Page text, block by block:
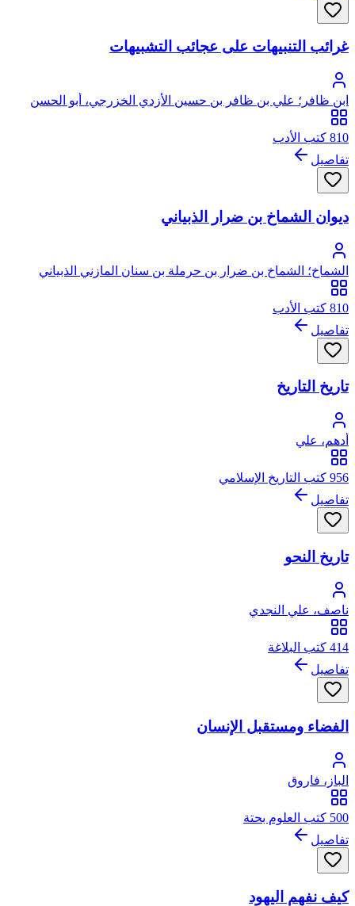
غرائب التنبيهات على عجائب التشبيهات
ابن ظافر؛ علي بن ظافر بن حسين الأزدي الخزرجي، أبو الحسن
جمال الدين
810 كتب الأدب
تفاصيل
ديوان الشماخ بن ضرار الذبياني
الشماخ؛ الشماخ بن ضرار بن حرملة بن سنان المازني الذبياني
الغطفاني
810 كتب الأدب
تفاصيل
تاريخ التاريخ
أدهم، علي
956 كتب التاريخ الإسلامي
تفاصيل
تاريخ النحو
ناصف، علي النجدي
414 كتب البلاغة
تفاصيل
الفضاء ومستقبل الإنسان
الباز، فاروق
500 كتب العلوم بحتة
تفاصيل
كيف نفهم اليهود